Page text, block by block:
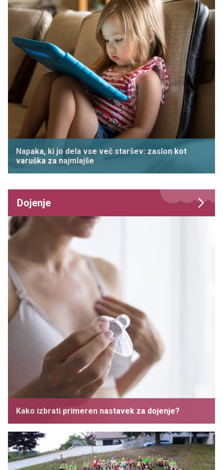
Napaka, ki jo dela vse več staršev: zaslon kot
varuška za najmlajše
Dojenje
Kako izbrati primeren nastavek za dojenje?